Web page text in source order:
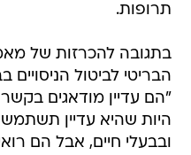
תרופות.
בתגובה להכרזות של
הבריטי לביטול הניסויים
"הם עדיין מודאגים
היות שהיא עדיין
ובבעלי חיים, אבל הם